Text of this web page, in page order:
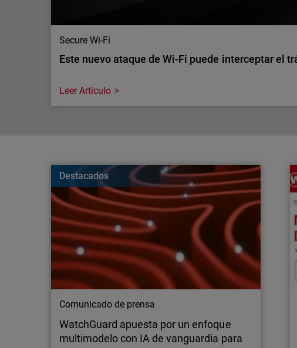
Secure Wi-Fi
Este nuevo ataque de Wi-Fi puede interceptar el
vulnerables para las empresas. Conozca cómo
continuación.
Leer Artículo
Destacados
Comunicado de prensa
WatchGuard apuesta por un enfoque
multimodelo con IA de vanguardia para